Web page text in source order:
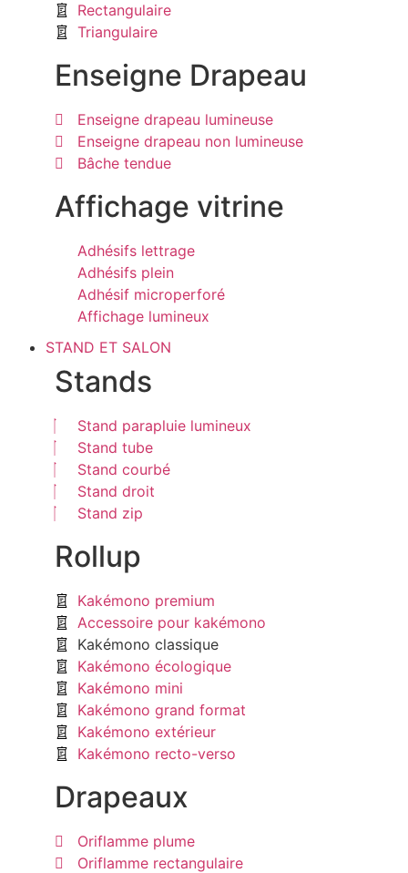
Rectangulaire
Triangulaire
Enseigne Drapeau
Enseigne drapeau lumineuse
Enseigne drapeau non lumineuse
Bâche tendue
Affichage vitrine
Adhésifs lettrage
Adhésifs plein
Adhésif microperforé
Affichage lumineux
STAND ET SALON
Stands
Stand parapluie lumineux
Stand tube
Stand courbé
Stand droit
Stand zip
Rollup
Kakémono premium
Accessoire pour kakémono
Kakémono classique
Kakémono écologique
Kakémono mini
Kakémono grand format
Kakémono extérieur
Kakémono recto-verso
Drapeaux
Oriflamme plume
Oriflamme rectangulaire